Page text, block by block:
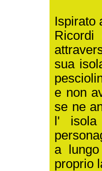
Ispirato
sua
e non
se ne
l' isola
a
proprio